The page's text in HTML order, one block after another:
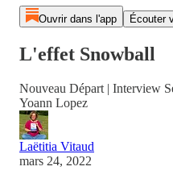
Ouvrir dans l'app Écouter
L'effet Snowball
Nouveau Départ | Interview
Yoann Lopez
Laëtitia Vitaud
mars 24, 2022